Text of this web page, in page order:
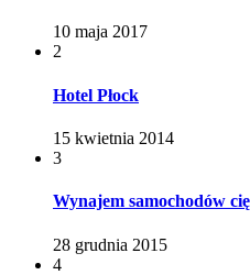
10 maja 2017
2
Hotel Płock
15 kwietnia 2014
3
Wynajem samochodów
28 grudnia 2015
4